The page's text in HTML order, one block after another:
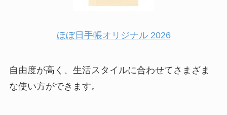
ほぼ日手帳オリジナル 2026
自由度が高く、生活スタイルに合わせてさまざま
な使い方ができます。